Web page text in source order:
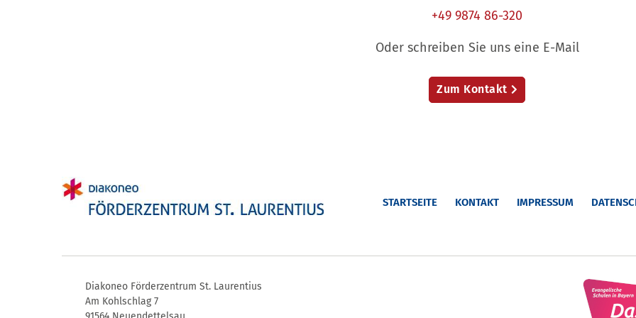
+49 9874 86-320
Oder schreiben Sie uns eine E-Mail
Zum Kontakt
STARTSEITE KONTAKT IMPRESSUM
Diakoneo Förderzentrum St. Laurentius
Am Kohlschlag 7